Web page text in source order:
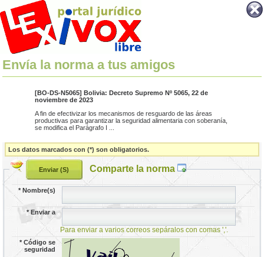
Envía la norma a tus amigos
[BO-DS-N5065] Bolivia: Decreto Supremo Nº 5065, 22 de
noviembre de 2023
A fin de efectivizar los mecanismos de resguardo de las áreas
productivas para garantizar la seguridad alimentaria con soberanía,
se modifica el Parágrafo I ...
Los datos marcados con (*) son obligatorios.
Comparte la norma
*Nombre(s)
*Enviar a
Para enviar a varios correos sepáralos con comas ','.
*Código se
seguridad